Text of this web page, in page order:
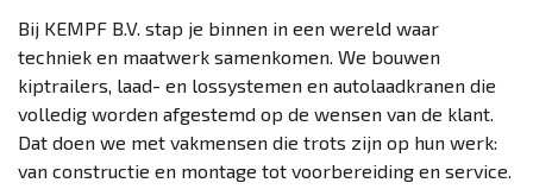
Bij KEMPF B.V. stap je binnen in een wereld waar
techniek en maatwerk samenkomen. We bouwen
kiptrailers, laad- en lossystemen en autolaadkranen die
volledig worden afgestemd op de wensen van de klant.
Dat doen we met vakmensen die trots zijn op hun werk:
van constructie en montage tot voorbereiding en service.